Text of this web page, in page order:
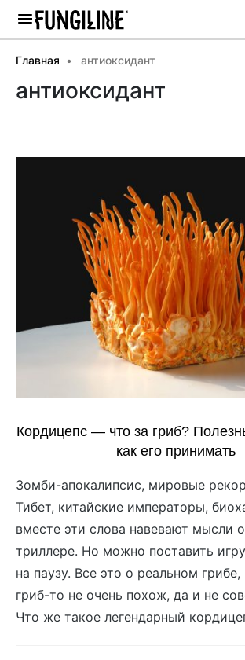
Главная антиоксидант
антиоксидант
Кордицепс — что за гриб?
как его принимать
Зомби-апокалипсис, мировые
Тибет, китайские императоры,
вместе эти слова навевают мысли
триллере. Но можно поставить
на паузу. Все это о реальном
гриб-то не очень похож, да и не
Что же такое легендарный